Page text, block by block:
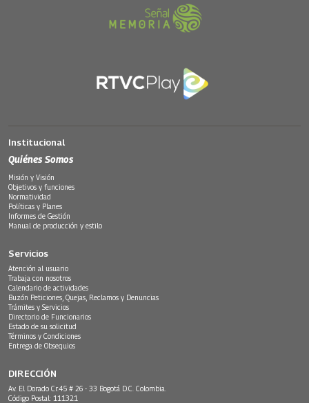
Institucional
Quiénes Somos
Misión y Visión
Objetivos y funciones
Normatividad
Políticas y Planes
Informes de Gestión
Manual de producción y estilo
Servicios
Atención al usuario
Trabaja con nosotros
Calendario de actividades
Buzón Peticiones, Quejas, Reclamos y Denuncias
Trámites y Servicios
Directorio de Funcionarios
Estado de su solicitud
Términos y Condiciones
Entrega de Obsequios
DIRECCIÓN
Av. El Dorado Cr.45 # 26 - 33 Bogotá D.C. Colombia.
Código Postal: 111321